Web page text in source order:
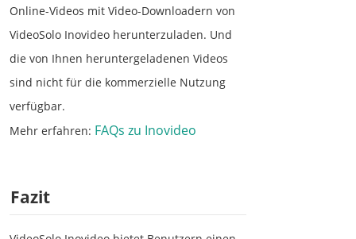
Online-Videos mit Video-Downloadern von
VideoSolo Inovideo herunterzuladen. Und
die von Ihnen heruntergeladenen Videos
sind nicht für die kommerzielle Nutzung
verfügbar.
Mehr erfahren: FAQs zu Inovideo
Fazit